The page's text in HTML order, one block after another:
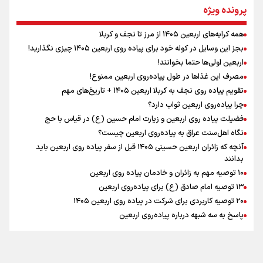
نگاه تمدنی رهبر شهید به فضای مجازی
رابطه کارگر و کارفرما در اندیشه رهبر شهید: از تضاد به
زوجیت
اینفو برنا / توصیه‌هایی طلایی برای پیاده روی اربعین
اینفو برنا / جدول کامل فاصله مرز شلمچه تا شهرهای زیارتی
عراق
پرونده ویژه
همه کرایه‌های اربعین ۱۴۰۵ از مرز تا نجف و کربلا
بجز این وسایل در کوله خود برای پیاده روی اربعین ۱۴۰۵ چیزی نگذارید!
اربعین اولی‌ها حتما بخوانند!
مصرف این غذاها در طول پیاده‌روی اربعین ممنوع!
تقویم پیاده روی نجف به کربلا اربعین ۱۴۰۵ + تاریخ‌های مهم
چرا پیاده‌روی اربعین ثواب دارد؟
فضیلت پیاده روی اربعین و زیارت امام حسین (ع) در قیاس با حج
نگاه اهل‌سنت عراق به پیاده‌روی اربعین چیست؟
آنچه که زائران اربعین حسینی ۱۴۰۵ قبل از سفر پیاده روی اربعین باید
بدانند
۱۰ توصیه مهم به زائران و خادمان پیاده روی اربعین
۱۳ توصیه امام صادق (ع) برای پیاده‌روی اربعین
۲۰ توصیه کاربردی برای شرکت در پیاده روی اربعین ۱۴۰۵
پاسخ به سه‌ شبهه درباره پیاده‌روی اربعین